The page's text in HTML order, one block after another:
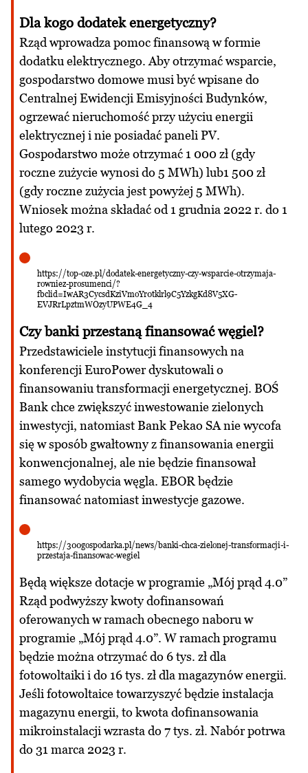
Dla kogo dodatek energetyczny?
Rząd wprowadza pomoc finansową w formie
dodatku elektrycznego. Aby otrzymać wsparcie,
gospodarstwo domowe musi być wpisane do
Centralnej Ewidencji Emisyjności Budynków,
ogrzewać nieruchomość przy użyciu energii
elektrycznej i nie posiadać paneli PV.
Gospodarstwo może otrzymać 1 000 zł (gdy
roczne zużycie wynosi do 5 MWh) lub1 500 zł
(gdy roczne zużycia jest powyżej 5 MWh).
Wniosek można składać od 1 grudnia 2022 r. do 1
lutego 2023 r.
https://top-oze.pl/dodatek-energetyczny-czy-wsparcie-otrzymaja-
rowniez-prosumenci/?
fbclid=IwAR3CycsdKziVmoYr0tklrl9C5YzkgKd8V5XG-
EVJRrLpztmWOzyUPWE4G_4
Czy banki przestaną finansować węgiel?
Przedstawiciele instytucji finansowych na
konferencji EuroPower dyskutowali o
finansowaniu transformacji energetycznej. BOŚ
Bank chce zwiększyć inwestowanie zielonych
inwestycji, natomiast Bank Pekao SA nie wycofa
się w sposób gwałtowny z finansowania energii
konwencjonalnej, ale nie będzie finansował
samego wydobycia węgla. EBOR będzie
finansować natomiast inwestycje gazowe.
https://300gospodarka.pl/news/banki-chca-zielonej-transformacji-i-
przestaja-finansowac-wegiel
Będą większe dotacje w programie „Mój prąd 4.0”
Rząd podwyższy kwoty dofinansowań
oferowanych w ramach obecnego naboru w
programie „Mój prąd 4.0”. W ramach programu
będzie można otrzymać do 6 tys. zł dla
fotowoltaiki i do 16 tys. zł dla magazynów energii.
Jeśli fotowoltaice towarzyszyć będzie instalacja
magazynu energii, to kwota dofinansowania
mikroinstalacji wzrasta do 7 tys. zł. Nabór potrwa
do 31 marca 2023 r.